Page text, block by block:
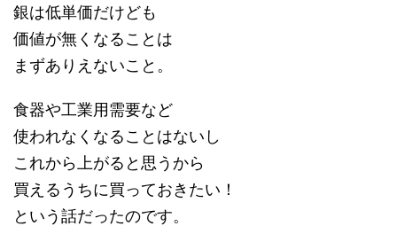
銀は低単価だけども
価値が無くなることは
まずありえないこと。
食器や工業用需要など
使われなくなることはないし
これから上がると思うから
買えるうちに買っておきたい！
という話だったのです。